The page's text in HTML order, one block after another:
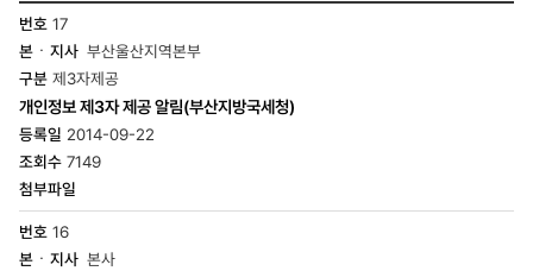
정보공개-
개인정보관리현황
목록
-
본
·
지사,
구분,
제목,
등록일,
조회수,
첨부파일
17
부산울산지역본부
제3자제공
개인정보 제3자 제공 알림(부산지방국세청)
2014-09-22
7149
16
본사